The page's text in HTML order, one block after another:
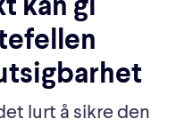
kan gi
lurt å sikre den